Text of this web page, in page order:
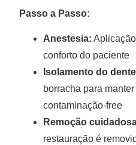
Passo a Passo:
Anestesia:
conforto do paciente
Isolamento do
borracha para
contaminação-free
Remoção
restauração é